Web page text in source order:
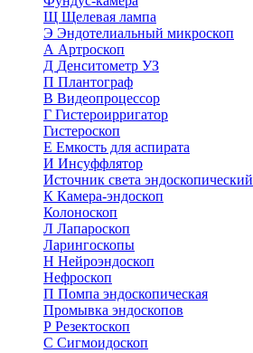
Щ Щелевая лампа
Э Эндотелиальный микроскоп
А Артроскоп
Д Денситометр УЗ
П Плантограф
В Видеопроцессор
Г Гистероирригатор
Гистероскоп
Е Емкость для аспирата
И Инсуффлятор
Источник света эндоскопический
К Камера-эндоскоп
Колоноскоп
Л Лапароскоп
Ларингоскопы
Н Нейроэндоскоп
Нефроскоп
П Помпа эндоскопическая
Промывка эндоскопов
Р Резектоскоп
С Сигмоидоскоп